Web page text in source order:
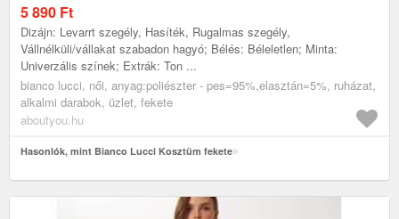
5 890 Ft
Dizájn: Levarrt szegély, Hasíték, Rugalmas szegély,
Vállnélküli/vállakat szabadon hagyó; Bélés: Béleletlen; Minta:
Univerzális színek; Extrák: Ton ...
bianco lucci, női, anyag:poliészter - pes=95%,elasztán=5%, ruházat,
alkalmi darabok, üzlet, fekete
aboutyou.hu
Hasonlók, mint Bianco Lucci Kosztüm fekete